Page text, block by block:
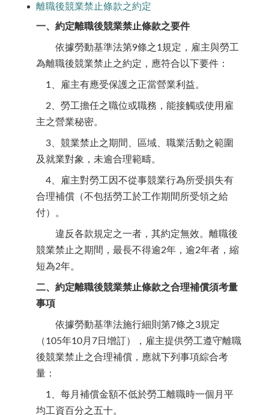
離職後競業禁止條款之約定
一、約定離職後競業禁止條款之要件
依據勞動基準法第9條之1規定，雇主與勞工
為離職後競業禁止之約定，應符合以下要件：
1、雇主有應受保護之正當營業利益。
2、勞工擔任之職位或職務，能接觸或使用雇
主之營業秘密。
3、競業禁止之期間、區域、職業活動之範圍
及就業對象，未逾合理範疇。
4、雇主對勞工因不從事競業行為所受損失有
合理補償（不包括勞工於工作期間所受領之給
付）。
違反各款規定之一者，其約定無效。離職後
競業禁止之期間，最長不得逾2年，逾2年者，縮
短為2年。
二、約定離職後競業禁止條款之合理補償須考量
事項
依據勞動基準法施行細則第7條之3規定
（105年10月7日增訂），雇主提供勞工遵守離職
後競業禁止之合理補償，應就下列事項綜合考
量：
1、每月補償金額不低於勞工離職時一個月平
均工資百分之五十。